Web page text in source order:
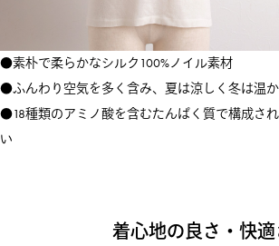
●素朴で柔らかなシルク100%ノイル素材
●ふんわり空気を多く含み、夏は涼しく冬は温
●18種類のアミノ酸を含むたんぱく質で構成さ
い
着心地の良さ・快適